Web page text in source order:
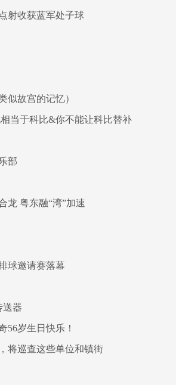
射收获蓝军处子球
似故宫的记忆）
当于科比&你不能让科比替补
部
龙 粤东融“湾”加速
球邀请赛落幕
送器
56岁生日快乐！
将巡查这些单位和镇街